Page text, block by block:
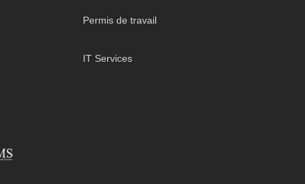
Permis de travail
IT Services